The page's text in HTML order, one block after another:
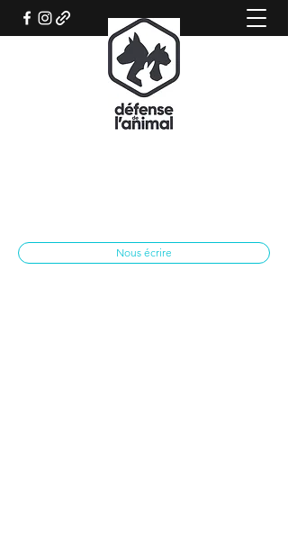
REFUGE CANIN DE SISTERON
Association qui œuvre pour le bien-être
Nous écrire